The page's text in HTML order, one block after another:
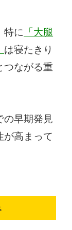
特に 「大腿
は寝たきり
つながる重
の早期発見
が高まって